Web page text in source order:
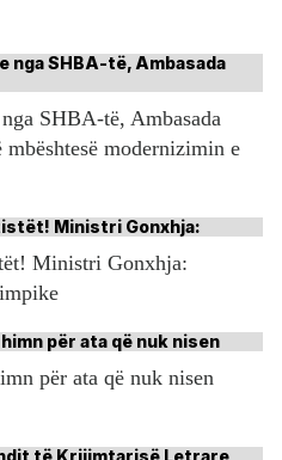
SHBA-të, Ambasada
modernizimin e
Ministri Gonxhja:
për ata që nuk nisen